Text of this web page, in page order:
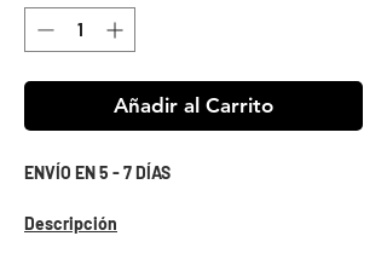
Añadir al Carrito
ENVÍO EN 5 - 7 DÍAS
Descripción